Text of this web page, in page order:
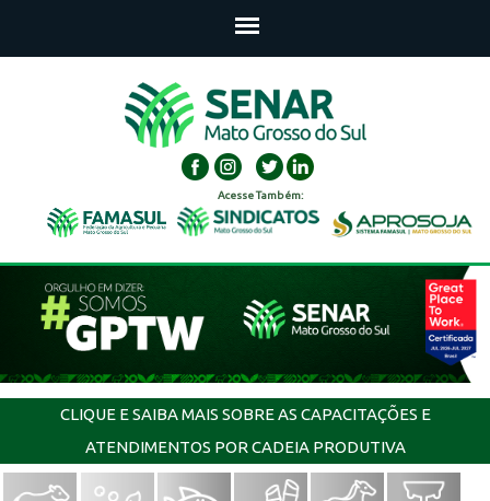
Acesse Também:
CLIQUE E SAIBA MAIS SOBRE AS CAPACITAÇÕES E
ATENDIMENTOS POR CADEIA PRODUTIVA